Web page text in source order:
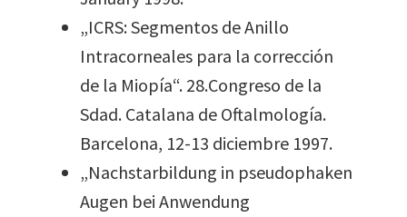
„ICRS: Segmentos de Anillo
Intracorneales para la corrección
de la Miopía“. 28.Congreso de la
Sdad. Catalana de Oftalmología.
Barcelona, 12-13 diciembre 1997.
„Nach­starbildung in pseudophaken
Augen bei Anwendung